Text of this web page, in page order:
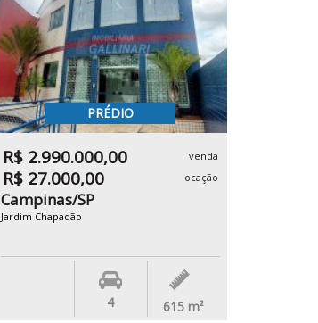
PRÉDIO
R$ 2.990.000,00 venda
R$ 27.000,00 locação
Campinas/SP
Jardim Chapadão
4 615 m²